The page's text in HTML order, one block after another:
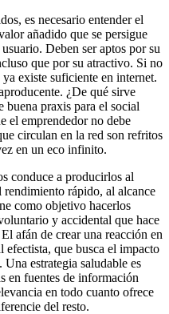
es necesario entender el
añadido que se persigue
Deben ser aptos por su
que por su atractivo. Si no
existe suficiente en internet.
¿De qué sirve
buena praxis para el social
el emprendedor no debe
circulan en la red son refritos
en un eco infinito.
conduce a producirlos al
rendimiento rápido, al alcance
como objetivo hacerlos
y accidental que hace
afán de crear una reacción en
efectista, que busca el impacto
estrategia saludable es
en fuentes de información
en todo cuanto ofrece
del resto.